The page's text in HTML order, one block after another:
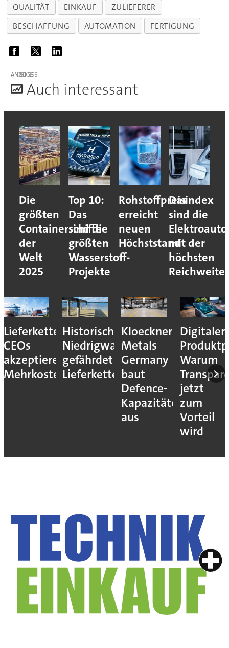
QUALITÄT EINKAUF
ZULIEFERER
BESCHAFFUNG
AUTOMATION FERTIGUNG
ANZEIGE
Auch interessant
Die
größten
Containerschiffe
der
Welt
2025
Top 10:
Das
sind die
größten
Wasserstoff-
Projekte
Rohstoffpreisindex
erreicht
neuen
Höchststand
Das
sind die
mit der
höchsten
Reichweite
Lieferkettenresilienz:
CEOs
akzeptieren
Mehrkosten
Historisches
Niedrigwasser
gefährdet
Lieferketten
Kloeckner
Metals
Germany
baut
Defence-
Kapazitäten
aus
Digitaler
Warum
jetzt
zum
Vorteil
wird